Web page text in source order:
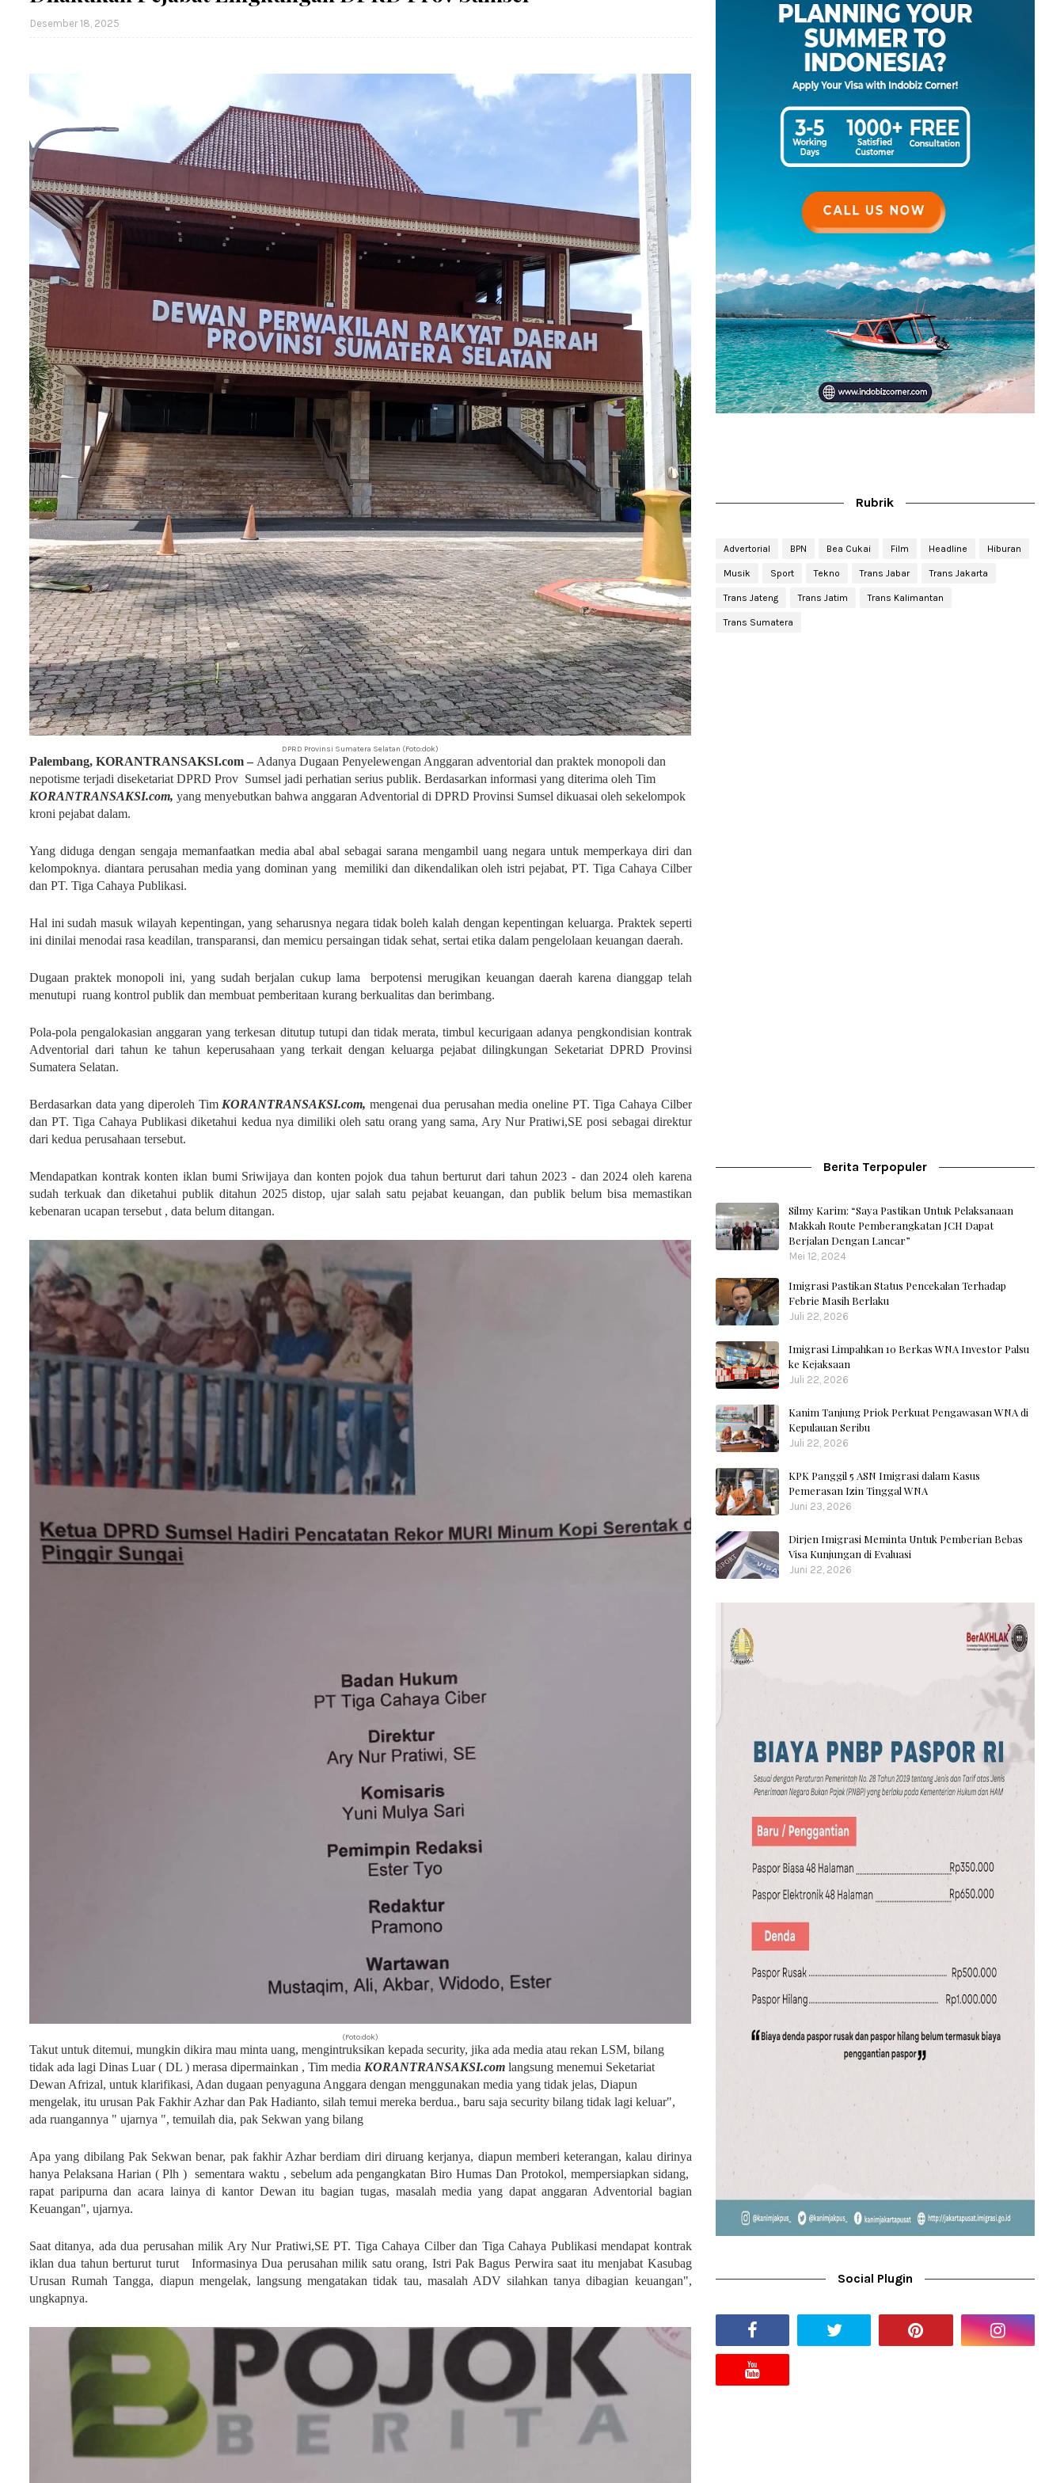
Desember 18, 2025
DPRD Provinsi Sumatera Selatan (Foto:dok)
Palembang, KORANTRANSAKSI.com – Adanya Dugaan Penyelewengan Anggaran adventorial dan praktek monopoli dan
nepotisme terjadi diseketariat DPRD Prov Sumsel jadi perhatian serius publik. Berdasarkan informasi yang diterima oleh Tim
KORANTRANSAKSI.com, yang menyebutkan bahwa anggaran Adventorial di DPRD Provinsi Sumsel dikuasai oleh sekelompok
kroni pejabat dalam.
Yang diduga dengan sengaja memanfaatkan media abal abal sebagai sarana mengambil uang negara untuk memperkaya diri dan
kelompoknya. diantara perusahan media yang dominan yang memiliki dan dikendalikan oleh istri pejabat, PT. Tiga Cahaya Cilber
dan PT. Tiga Cahaya Publikasi.
Hal ini sudah masuk wilayah kepentingan, yang seharusnya negara tidak boleh kalah dengan kepentingan keluarga. Praktek seperti
ini dinilai menodai rasa keadilan, transparansi, dan memicu persaingan tidak sehat, sertai etika dalam pengelolaan keuangan daerah.
Dugaan praktek monopoli ini, yang sudah berjalan cukup lama berpotensi merugikan keuangan daerah karena dianggap telah
menutupi ruang kontrol publik dan membuat pemberitaan kurang berkualitas dan berimbang.
Pola-pola pengalokasian anggaran yang terkesan ditutup tutupi dan tidak merata, timbul kecurigaan adanya pengkondisian kontrak
Adventorial dari tahun ke tahun keperusahaan yang terkait dengan keluarga pejabat dilingkungan Seketariat DPRD Provinsi
Sumatera Selatan.
Berdasarkan data yang diperoleh Tim KORANTRANSAKSI.com, mengenai dua perusahan media oneline PT. Tiga Cahaya Cilber
dan PT. Tiga Cahaya Publikasi diketahui kedua nya dimiliki oleh satu orang yang sama, Ary Nur Pratiwi,SE posi sebagai direktur
dari kedua perusahaan tersebut.
Mendapatkan kontrak konten iklan bumi Sriwijaya dan konten pojok dua tahun berturut dari tahun 2023 - dan 2024 oleh karena
sudah terkuak dan diketahui publik ditahun 2025 distop, ujar salah satu pejabat keuangan, dan publik belum bisa memastikan
kebenaran ucapan tersebut , data belum ditangan.
(Foto:dok)
Takut untuk ditemui, mungkin dikira mau minta uang, mengintruksikan kepada security, jika ada media atau rekan LSM, bilang
tidak ada lagi Dinas Luar ( DL ) merasa dipermainkan , Tim media KORANTRANSAKSI.com langsung menemui Seketariat
Dewan Afrizal, untuk klarifikasi, Adan dugaan penyaguna Anggara dengan menggunakan media yang tidak jelas, Diapun
mengelak, itu urusan Pak Fakhir Azhar dan Pak Hadianto, silah temui mereka berdua., baru saja security bilang tidak lagi keluar",
ada ruangannya " ujarnya ", temuilah dia, pak Sekwan yang bilang
Apa yang dibilang Pak Sekwan benar, pak fakhir Azhar berdiam diri diruang kerjanya, diapun memberi keterangan, kalau dirinya
hanya Pelaksana Harian ( Plh ) sementara waktu , sebelum ada pengangkatan Biro Humas Dan Protokol, mempersiapkan sidang,
rapat paripurna dan acara lainya di kantor Dewan itu bagian tugas, masalah media yang dapat anggaran Adventorial bagian
Keuangan", ujarnya.
Saat ditanya, ada dua perusahan milik Ary Nur Pratiwi,SE PT. Tiga Cahaya Cilber dan Tiga Cahaya Publikasi mendapat kontrak
iklan dua tahun berturut turut Informasinya Dua perusahan milik satu orang, Istri Pak Bagus Perwira saat itu menjabat Kasubag
Urusan Rumah Tangga, diapun mengelak, langsung mengatakan tidak tau, masalah ADV silahkan tanya dibagian keuangan",
ungkapnya.
Rubrik
Advertorial BPN Bea Cukai Film Headline Hiburan
Musik Sport Tekno Trans Jabar Trans Jakarta
Trans Jateng Trans Jatim Trans Kalimantan
Trans Sumatera
Berita Terpopuler
Silmy Karim: “Saya Pastikan Untuk Pelaksanaan
Makkah Route Pemberangkatan JCH Dapat
Berjalan Dengan Lancar”
Mei 12, 2024
Imigrasi Pastikan Status Pencekalan Terhadap
Febrie Masih Berlaku
Juli 22, 2026
Imigrasi Limpahkan 10 Berkas WNA Investor Palsu
ke Kejaksaan
Juli 22, 2026
Kanim Tanjung Priok Perkuat Pengawasan WNA di
Kepulauan Seribu
Juli 22, 2026
KPK Panggil 5 ASN Imigrasi dalam Kasus
Pemerasan Izin Tinggal WNA
Juni 23, 2026
Dirjen Imigrasi Meminta Untuk Pemberian Bebas
Visa Kunjungan di Evaluasi
Juni 22, 2026
Social Plugin